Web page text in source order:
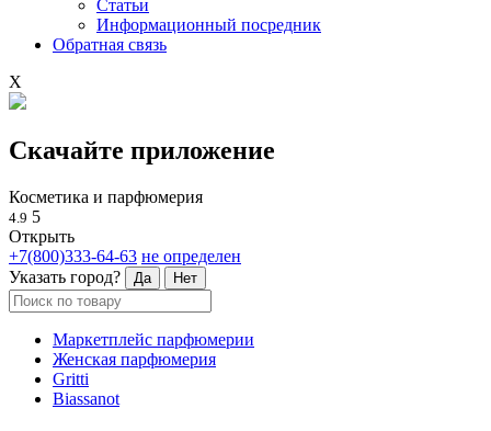
Статьи
Информационный посредник
Обратная связь
X
Скачайте приложение
Косметика и парфюмерия
4.9 5
Открыть
+7(800)333-64-63 не определен
Указать город?
Да Нет
Маркетплейс парфюмерии
Женская парфюмерия
Gritti
Biassanot